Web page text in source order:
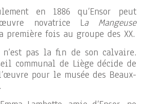
en 1886 qu’Ensor peut
novatrice La Mangeuse
fois au groupe des XX.
n’est pas la fin de son calvaire.
communal de Liège décide de
pour le musée des Beaux-